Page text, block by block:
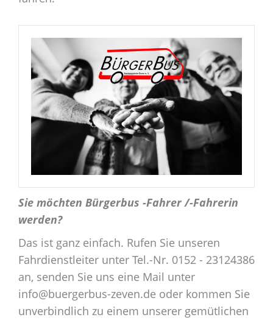
Sie möchten Bürgerbus -Fahrer /-Fahrerin
werden?
Das ist ganz einfach. Rufen Sie unseren
Fahrdienstleiter unter Tel.-Nr. 0152 - 23124386
an, senden Sie uns eine Mail unter
info@buergerbus-zeven.de oder kommen Sie
unverbindlich zu einem unserer gemütlichen